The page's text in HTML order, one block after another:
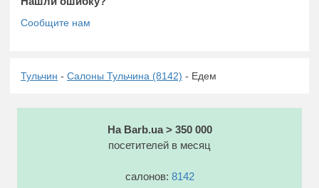
Тульчин - Салоны Тульчина (8142) - Едем
На Barb.ua > 350 000
посетителей в месяц
салонов: 8142